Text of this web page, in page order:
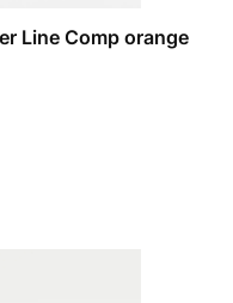
Line Comp orange